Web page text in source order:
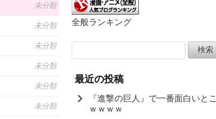
未分類
未分類
未分類
未分類
未分類
未分類
全般ランキング
索:
最近の投稿
『進撃の巨人』で一番面白いと
ｗｗｗｗ